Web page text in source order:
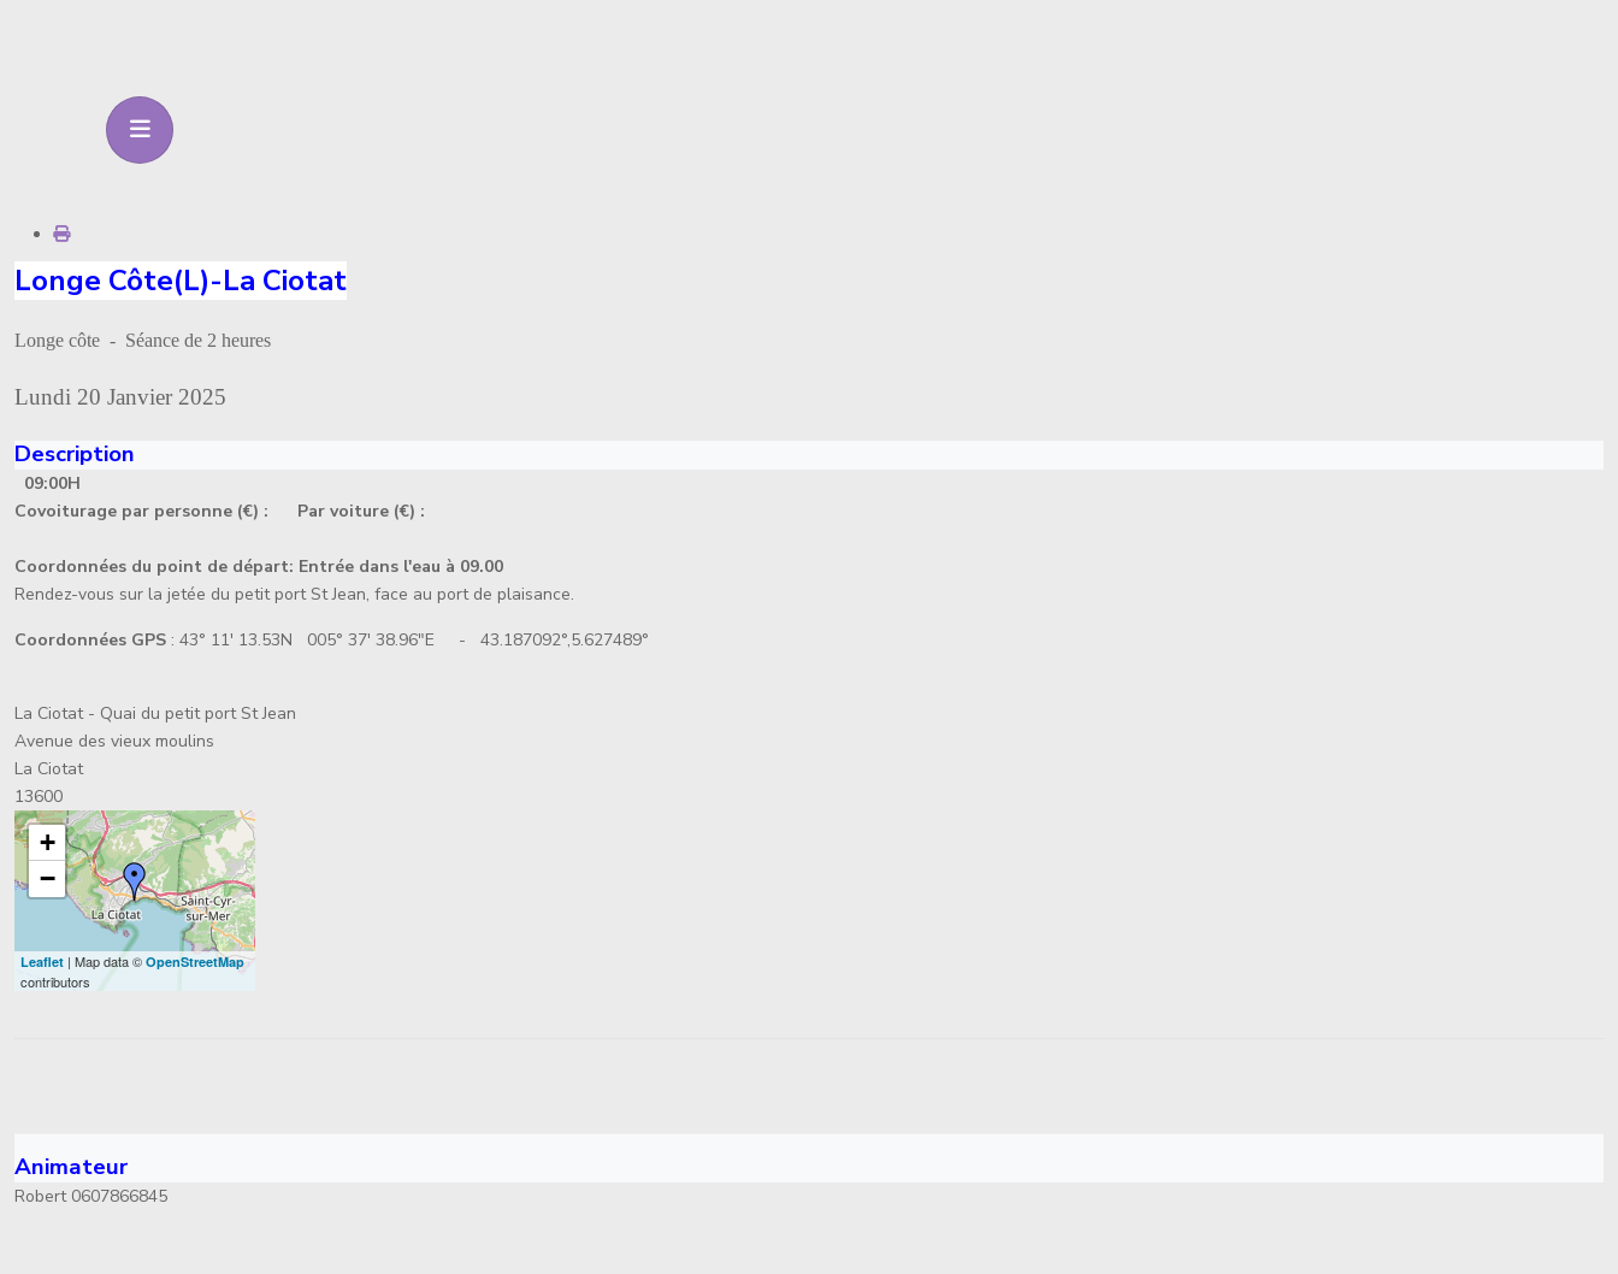
Longe Côte(L)-La Ciotat
Longe côte - Séance de 2 heures
Lundi 20 Janvier 2025
Description
09:00H
Covoiturage par personne (€) :
Par voiture (€) :
Coordonnées du point de départ: Entrée dans l'eau à 09.00
Rendez-vous sur la jetée du petit port St Jean, face au port de plaisance.
Coordonnées GPS : 43° 11' 13.53N 005° 37' 38.96"E - 43.187092°,5.627489°
La Ciotat - Quai du petit port St Jean
Avenue des vieux moulins
La Ciotat
13600
+
−
Leaflet | Map data © OpenStreetMap
contributors
Animateur
Robert 0607866845